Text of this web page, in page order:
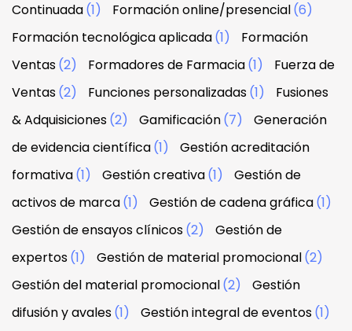
Continuada(1) Formación online/presencial(6)
Formación tecnológica aplicada(1)
Formación
Ventas(2) Formadores de Farmacia(1)
Fuerza de
Ventas(2) Funciones personalizadas(1)
Fusiones
& Adquisiciones(2) Gamificación(7)
Generación
de evidencia científica(1)
Gestión acreditación
formativa(1) Gestión creativa(1)
Gestión de
activos de marca(1) Gestión de cadena gráfica(1)
Gestión de ensayos clínicos(2)
Gestión de
expertos(1) Gestión de material promocional(2)
Gestión del material promocional(2)
Gestión
difusión y avales(1) Gestión integral de eventos(1)